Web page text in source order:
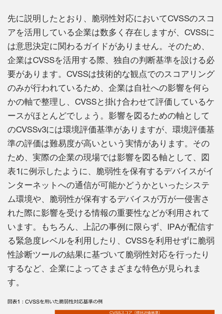
先に説明したとおり、脆弱性対応においてCVSSのスコ
アを活用している企業は数多く存在しますが、CVSSに
は意思決定に関わるガイドがありません。そのため、
企業はCVSSを活用する際、独自の判断基準を設ける必
要があります。CVSSは技術的な観点でのスコアリング
のみが行われているため、企業は自社への影響を何ら
かの軸で整理し、CVSSと掛け合わせて評価しているケ
ースがほとんどでしょう。影響を図るための軸として
のCVSSv3には環境評価基準がありますが、環境評価基
準の評価は難易度が高いという実情があります。その
ため、実際の企業の現場では影響を図る軸として、図
表1に例示したように、脆弱性を保有するデバイスがイ
ンターネットへの通信が可能かどうかといったシステ
ム環境や、脆弱性が保有するデバイスが万が一侵害さ
れた際に影響を受ける情報の重要性などが利用されて
います。もちろん、上記の事例に限らず、IPAが配信す
る緊急度レベルを利用したり、CVSSを利用せずに脆弱
性診断ツールの結果に基づいて脆弱性対応を行ったり
するなど、企業によってさまざまな特色が見られま
す。